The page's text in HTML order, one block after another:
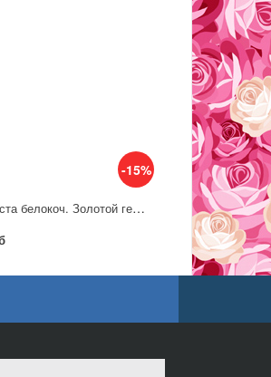
-15%
Семена Капуста белокоч. Золотой гектар 1432 / Аэлита